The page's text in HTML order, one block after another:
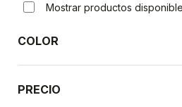
Mostrar productos
COLOR
PRECIO